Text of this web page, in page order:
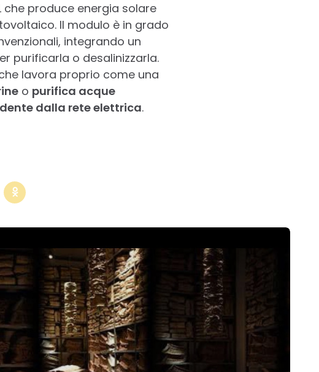
produce energia solare
Il modulo è in grado
integrando un
purificarla o desalinizzarla.
lavora proprio come una
o purifica acque
dalla rete elettrica.